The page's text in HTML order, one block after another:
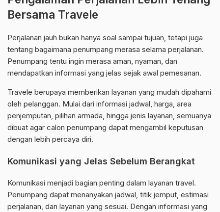
Bersama Travele
Perjalanan jauh bukan hanya soal sampai tujuan, tetapi juga
tentang bagaimana penumpang merasa selama perjalanan.
Penumpang tentu ingin merasa aman, nyaman, dan
mendapatkan informasi yang jelas sejak awal pemesanan.
Travele berupaya memberikan layanan yang mudah dipahami
oleh pelanggan. Mulai dari informasi jadwal, harga, area
penjemputan, pilihan armada, hingga jenis layanan, semuanya
dibuat agar calon penumpang dapat mengambil keputusan
dengan lebih percaya diri.
Komunikasi yang Jelas Sebelum Berangkat
Komunikasi menjadi bagian penting dalam layanan travel.
Penumpang dapat menanyakan jadwal, titik jemput, estimasi
perjalanan, dan layanan yang sesuai. Dengan informasi yang